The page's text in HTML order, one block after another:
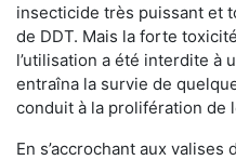
insecticide très puissant et
de DDT. Mais la forte
l’utilisation a été interdite à
entraîna la survie de
conduit à la prolifération de
En s’accrochant aux